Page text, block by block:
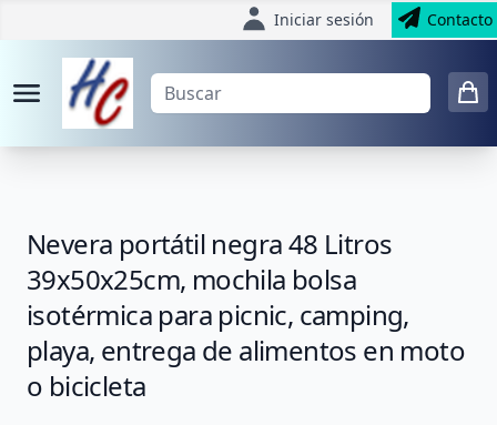
Iniciar sesión Contacto
Nevera portátil negra 48 Litros
39x50x25cm, mochila bolsa
isotérmica para picnic, camping,
playa, entrega de alimentos en moto
o bicicleta